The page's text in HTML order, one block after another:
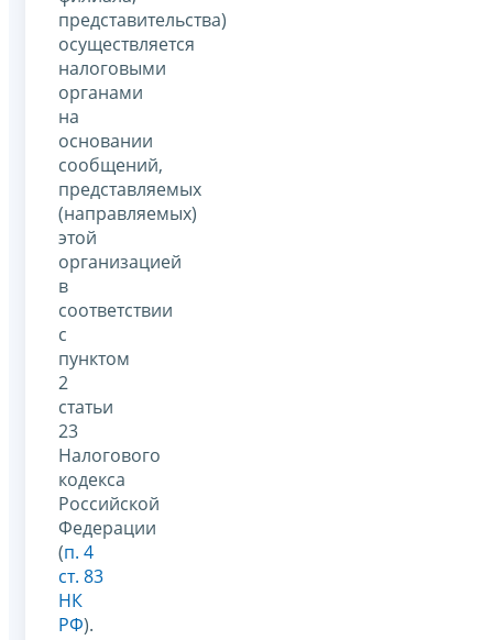
представительства)
осуществляется
налоговыми
органами
на
основании
сообщений,
представляемых
(направляемых)
этой
организацией
в
соответствии
с
пунктом
2
статьи
23
Налогового
кодекса
Российской
Федерации
(п. 4
ст. 83
НК
РФ).